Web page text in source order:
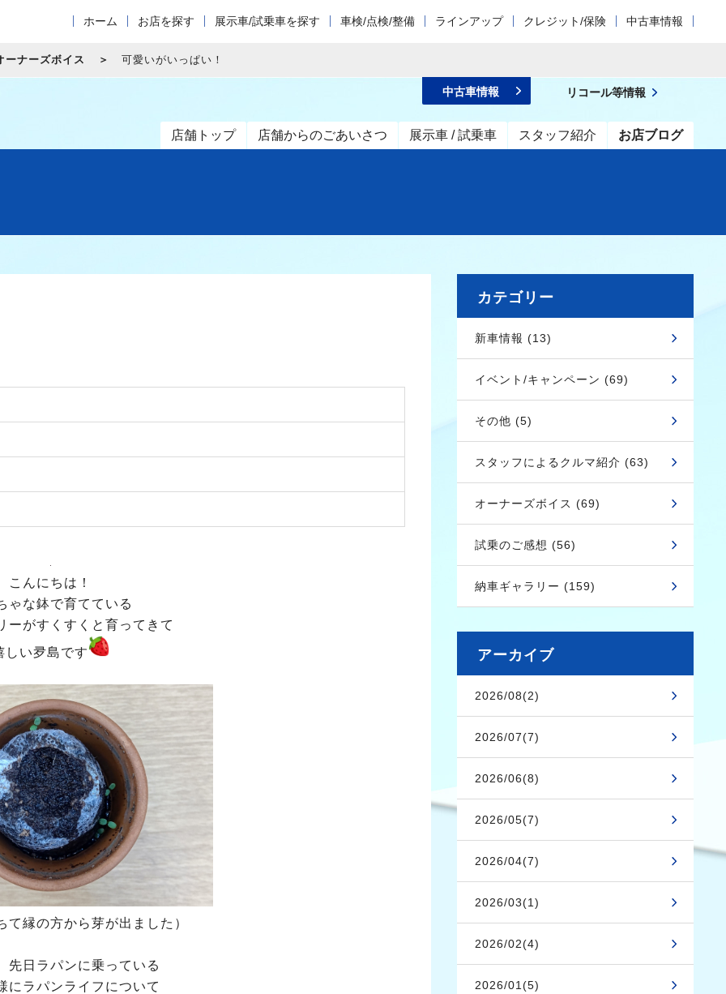
ホーム お店を探す 展示車/試乗車を探す 車検/点検/整備 ラインアップ クレジット/保険 中古車情報
ーナーズボイス 可愛いがいっぱい！
店舗トップ 店舗からのごあいさつ 展示車 / 試乗車 スタッフ紹介 お店ブログ
中古車情報 リコール等情報
こんにちは！
ゃな鉢で育てている
ーがすくすくと育ってきて
しい夛島です
て縁の方から芽が出ました）
先日ラパンに乗っている
にラパンライフについて
カテゴリー
新車情報 (13)
イベント/キャンペーン (69)
その他 (5)
スタッフによるクルマ紹介 (63)
オーナーズボイス (69)
試乗のご感想 (56)
納車ギャラリー (159)
アーカイブ
2026/08(2)
2026/07(7)
2026/06(8)
2026/05(7)
2026/04(7)
2026/03(1)
2026/02(4)
2026/01(5)